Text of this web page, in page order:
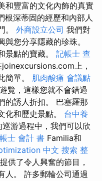
和豐富的文化內飾的真實
根深蒂固的經歷和內部人
。 外商設立公司 我們對
您分享隱藏的珍珠。
景點的寶藏。 記帳士 查
joinexcursions.com上，
簡單。 肌肉酸痛 會議點
覽，這樣您就不會錯過
的誘人折扣。 巴塞羅那
化和歷史景點。 台中養
巡游過程中，我們可以欣
士 會計 書 Familia和
中文 搜索 整
供了令人興奮的節目，
人。 許多郵輪公司通過